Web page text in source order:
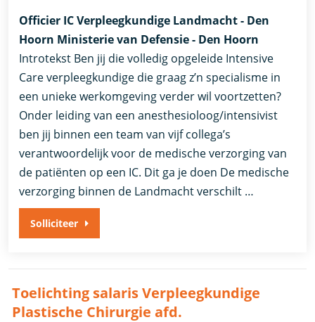
Officier IC Verpleegkundige Landmacht - Den
Hoorn Ministerie van Defensie - Den Hoorn
Introtekst Ben jij die volledig opgeleide Intensive
Care verpleegkundige die graag z’n specialisme in
een unieke werkomgeving verder wil voortzetten?
Onder leiding van een anesthesioloog/intensivist
ben jij binnen een team van vijf collega’s
verantwoordelijk voor de medische verzorging van
de patiënten op een IC. Dit ga je doen De medische
verzorging binnen de Landmacht verschilt …
Solliciteer
Toelichting salaris Verpleegkundige
Plastische Chirurgie afd.